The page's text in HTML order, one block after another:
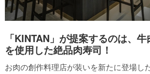
「KINTAN」が提案するのは、
を使用した絶品肉寿司！
お肉の創作料理店が装いを新たに登場し